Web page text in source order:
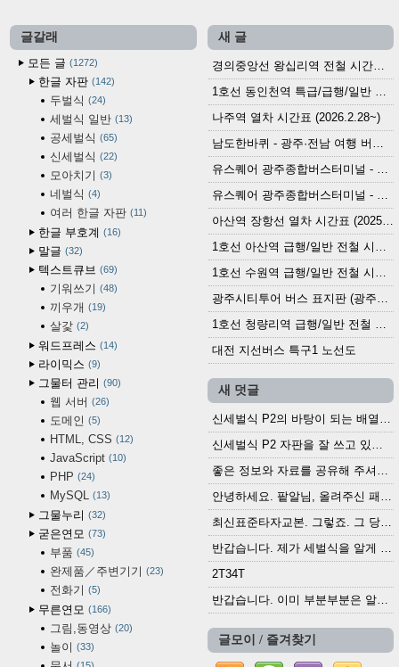
글갈래
모든 글
1272
한글 자판 142
두벌식 24
세벌식 일반 13
공세벌식 65
신세벌식 22
모아치기 3
네벌식 4
여러 한글 자판 11
한글 부호계 16
말글 32
텍스트큐브 69
기워쓰기 48
끼우개 19
살갗 2
워드프레스 14
라이믹스 9
그물터 관리 90
웹 서버 26
도메인 5
HTML, CSS 12
JavaScript 10
PHP 24
MySQL 13
그물누리 32
굳은연모 73
부품 45
완제품／주변기기 23
전화기 5
무른연모 166
그림,동영상 20
놀이 33
새 글
경의중앙선 왕십리역 전철 시간표 (2026.4.20~)
1호선 동인천역 특급/급행/일반 전철 시간표 (2026.2.28~)
나주역 열차 시간표 (2026.2.28~)
남도한바퀴 - 광주·전남 여행 버스 노선 (2026.3.1~5.31)
유스퀘어 광주종합버스터미널 - 곡성,순천／화순,보성,율포 방면 시외버스 시간표 (2026.1.31)
유스퀘어 광주종합버스터미널 - 담양, 순창, 남원, 무주, 장수, 거창, 대구 방면 시외버스 시간표 (2026...
아산역 장항선 열차 시간표 (2025.12.30 기준) (무궁화호, ITX-마음, 새마을호, 서해금빛열차)
1호선 아산역 급행/일반 전철 시간표 (2025.12.30~)
1호선 수원역 급행/일반 전철 시간표 (2025.12.30~)
광주시티투어 버스 표지판 (광주역 정류장) (2024?)
1호선 청량리역 급행/일반 전철 시간표 · 노선도 (2025.12.30~)
대전 지선버스 특구1 노선도
새 덧글
신세벌식 P2의 바탕이 되는 배열이나 주요 기능...
신세벌식 P2 자판을 잘 쓰고 있습니다. 쓰기 편리...
좋은 정보와 자료를 공유해 주셔서 고맙습니다....
안녕하세요. 팥알님, 올려주신 패치 여러모로 감사...
최신표준타자교본. 그렇죠. 그 당시에 최신 표준...
반갑습니다. 제가 세벌식을 알게 되어 세벌식 써...
2T34T
반갑습니다. 이미 부분부분은 알려진 정보들이...
글모이 / 즐겨찾기